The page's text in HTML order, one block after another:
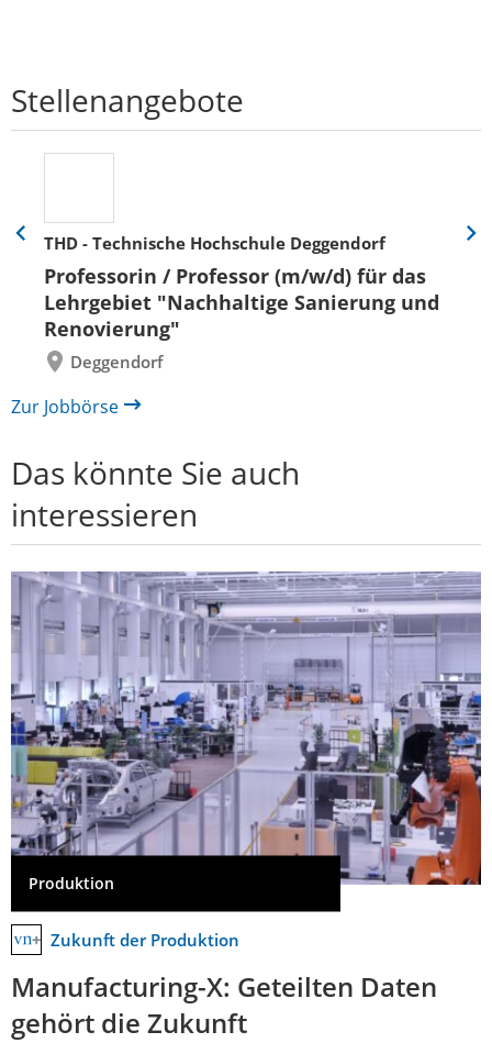
Stellenangebote
THD - Technische Hochschule Deggendorf
Professorin / Professor (m/w/d) für das
Lehrgebiet "Nachhaltige Sanierung und
Renovierung"
Deggendorf
Eine
zurück
Eine
Zur Jobbörse
Das könnte Sie auch
interessieren
Produktion
Zukunft der Produktion
Manufacturing-X: Geteilten Daten
gehört die Zukunft